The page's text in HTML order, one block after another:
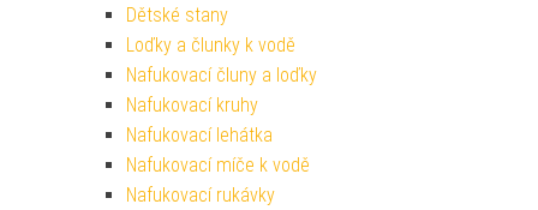
Dětské stany
Loďky a člunky k vodě
Nafukovací čluny a loďky
Nafukovací kruhy
Nafukovací lehátka
Nafukovací míče k vodě
Nafukovací rukávky